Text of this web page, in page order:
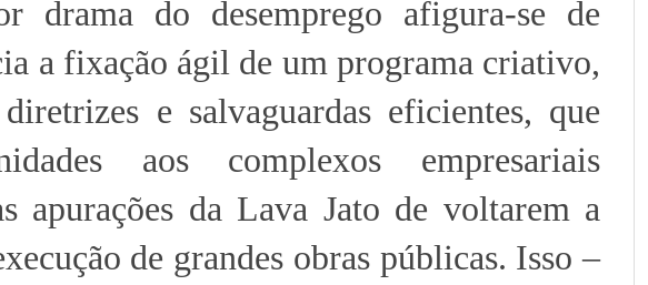
drama do desemprego afigura-se de
a fixação ágil de um programa criativo,
e salvaguardas eficientes, que
aos complexos empresariais
apurações da Lava Jato de voltarem a
de grandes obras públicas. Isso –